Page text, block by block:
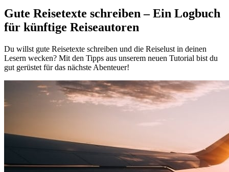
Gute Reisetexte schreiben – Ein Logbuch
für künftige Reiseautoren
Du willst gute Reisetexte schreiben und die Reiselust in deinen
Lesern wecken? Mit den Tipps aus unserem neuen Tutorial bist du
gut gerüstet für das nächste Abenteuer!